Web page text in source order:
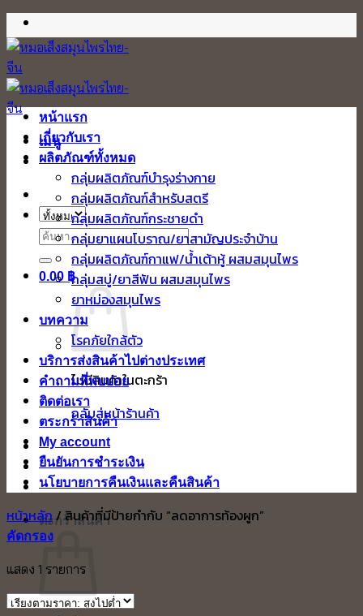
ข้าม
ไป
ยัง
เนื้อหา
เมนู
ค้นหา:
0.00 ฿
ไม่มีสินค้าในตะกร้า
กลับสู่หน้าร้านค้า
ตะกร้าสินค้า
หน้าแรก
เกี่ยวกับเรา
ผลิตภัณฑ์ทั้งหมด
กลุ่มผลิตภัณฑ์บำรุงร่างกาย
กลุ่มผลิตภัณฑ์สำหรับสตรี
กลุ่มผลิตภัณฑ์กระชายดำ
กลุ่มยาแผนโบราณ/ยาสามัญประจำบ้าน
กลุ่มผลิตภัณฑ์กาแฟ/น้ำเต้าหู้ ผสมสมุนไพร
กลุ่มสบู่/ยาสีฟัน ผสมสมุนไพร
ยาหม่องสมุนไพร
บทความ
โรคภัยใกล้ตัว
บริการส่งสินค้าไปต่างประเทศ
คำถามที่พบบ่อย
ติดต่อเรา
ตระกร้าสินค้า
My account
ยืนยันการชำระเงิน
นโยบายการคืนเงินและคืนสินค้า
หน้าหลัก/สินค้าที่มีป้ายกำกับ “ลดอาการท้องผูก”
คัดกรอง
แสดง 1 รายการ